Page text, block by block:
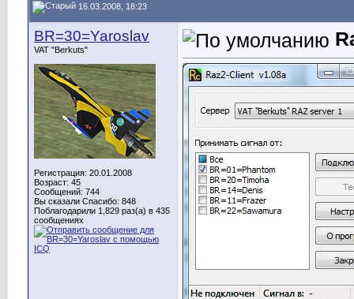
16.03.2008, 18:23
BR=30=Yaroslav
VAT "Berkuts"
Регистрация: 20.01.2008
Возраст: 45
Сообщений: 744
Вы сказали Спасибо: 848
Поблагодарили 1,829 раз(а) в 435
сообщениях